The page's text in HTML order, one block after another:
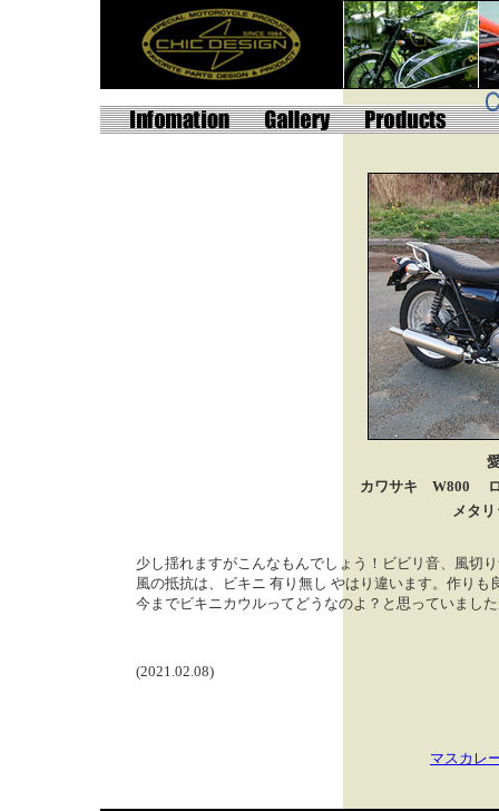
カワサキ W800 ロ
メタ
少し揺れますがこんなもんでしょう！ビビリ音、風切
風の抵抗は、ビキニ 有り無し やはり違います。作り
今までビキニカウルってどうなのよ？と思っていまし
(2021.02.08)
マスカレ